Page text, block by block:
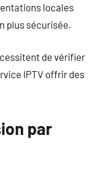
locales
plus sécurisée.
de vérifier
IPTV offrir des
par